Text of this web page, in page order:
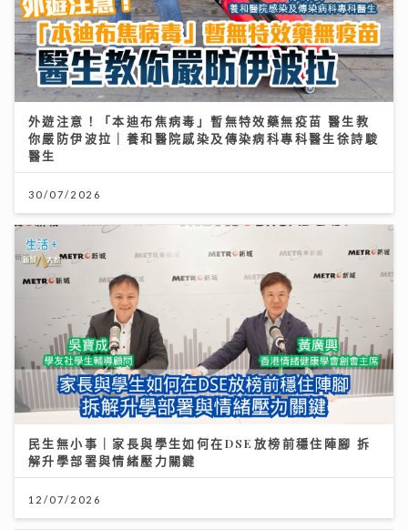
30/07/2026
民生無小事｜家長與學生如何在DSE放榜前穩住陣腳 拆
解升學部署與情緒壓力關鍵
12/07/2026